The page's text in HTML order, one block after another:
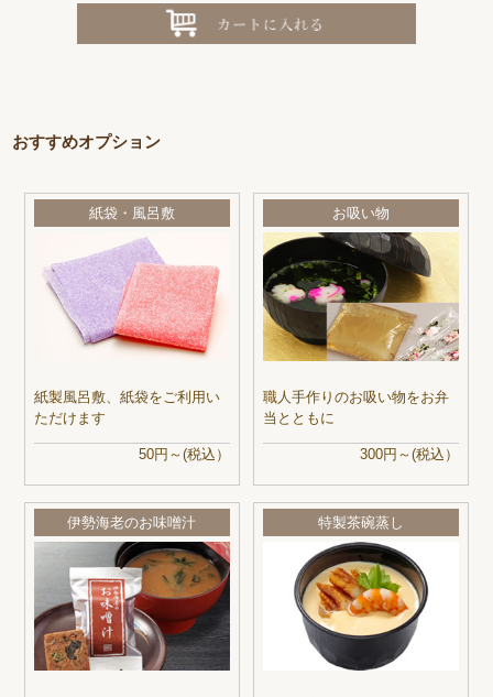
おすすめオプション
紙袋・風呂敷
紙製風呂敷、紙袋をご利用い
ただけます
50円～(税込）
お吸い物
職人手作りのお吸い物をお弁
当とともに
300円～(税込）
伊勢海老のお味噌汁 特製茶碗蒸し